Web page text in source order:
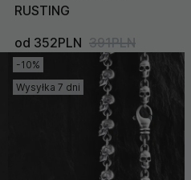
RUSTING
od 352PLN 391PLN
-10%
Wysyłka 7 dni